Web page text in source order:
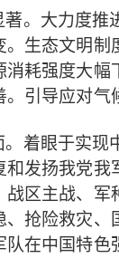
。大力度推
生态文明
耗强度大
引导应对气
着眼于实现
发扬我党
战区主战、军
抢险救灾
在中国特色